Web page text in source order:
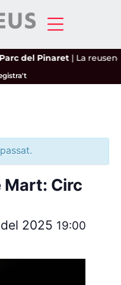
del Pinaret|La
Mart: Circ
2025 19:00